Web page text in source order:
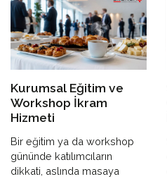
Kurumsal Eğitim ve
Workshop İkram
Hizmeti
Bir eğitim ya da workshop
gününde katılımcıların
dikkati, aslında masaya